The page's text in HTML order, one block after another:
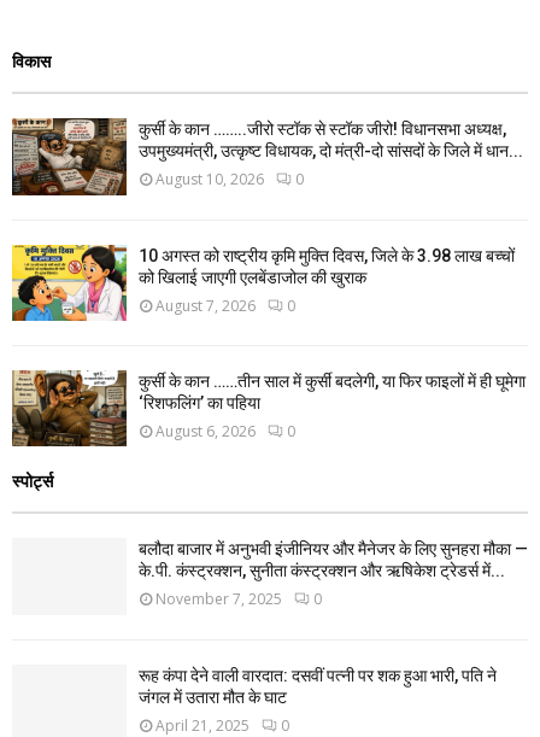
विकास
कुर्सी के कान ……..जीरो स्टॉक से स्टॉक जीरो! विधानसभा अध्यक्ष,
उपमुख्यमंत्री, उत्कृष्ट विधायक, दो मंत्री-दो सांसदों के जिले में धान...
August 10, 2026 0
10 अगस्त को राष्ट्रीय कृमि मुक्ति दिवस, जिले के 3.98 लाख बच्चों
को खिलाई जाएगी एलबेंडाजोल की खुराक
August 7, 2026 0
कुर्सी के कान ……तीन साल में कुर्सी बदलेगी, या फिर फाइलों में ही घूमेगा
‘रिशफलिंग’ का पहिया
August 6, 2026 0
स्पोर्ट्स
बलौदा बाजार में अनुभवी इंजीनियर और मैनेजर के लिए सुनहरा मौका —
के.पी. कंस्ट्रक्शन, सुनीता कंस्ट्रक्शन और ऋषिकेश ट्रेडर्स में...
November 7, 2025 0
रूह कंपा देने वाली वारदात: दसवीं पत्नी पर शक हुआ भारी, पति ने
जंगल में उतारा मौत के घाट
April 21, 2025 0